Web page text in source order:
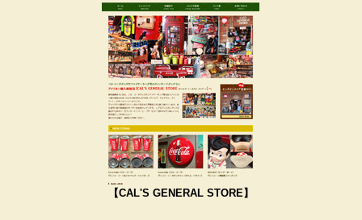
【CAL'S GENERAL STORE】